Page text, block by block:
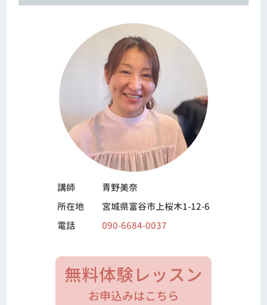
講師
青野美奈
所在地
宮城県富谷市上桜木1-12-6
電話
090-6684-0037
無料体験レッスン
お申込みはこちら